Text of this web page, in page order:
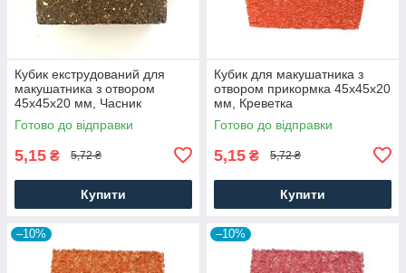
Кубик екструдований для
макушатника з отвором
45х45х20 мм, Часник
Готово до відправки
5,15 ₴ 5,72 ₴
Купити
Кубик для макушатника з
отвором прикормка 45х45х20
мм, Креветка
Готово до відправки
5,15 ₴ 5,72 ₴
Купити
–10% –10%